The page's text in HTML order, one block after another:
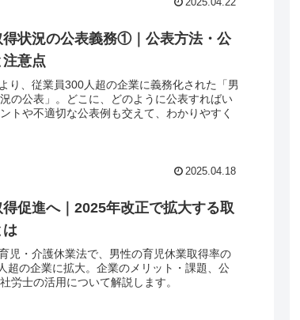
2025.04.22
得状況の公表義務①｜公表方法・公
意点
り、従業員300人超の企業に義務化された「男
の公表」。どこに、どのように公表すればい
トや不適切な公表例も交えて、わかりやすく
2025.04.18
促進へ｜2025年改正で拡大する取
は
児・介護休業法で、男性の育児休業取得率の
超の企業に拡大。企業のメリット・課題、公
労士の活用について解説します。